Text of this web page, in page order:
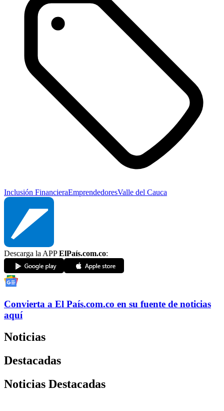
Inclusión FinancieraEmprendedoresValle del Cauca
Descarga la APPElPaís.com.co:
Convierta a El País.com.co en su fuente de noticias
aquí
Noticias
Destacadas
Noticias Destacadas